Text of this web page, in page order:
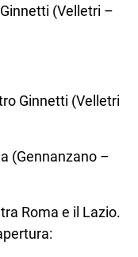
(Velletri –
Ginnetti (Velletri
(Gennanzano –
Roma e il Lazio.